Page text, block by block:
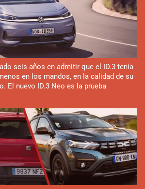
seis años en admitir que el ID.3 tenía
en los mandos, en la calidad de su
El nuevo ID.3 Neo es la prueba